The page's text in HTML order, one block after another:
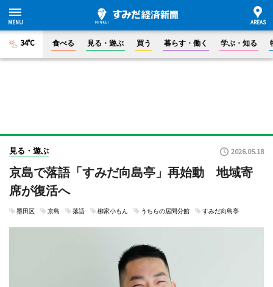
34°C 食べる 見る・遊ぶ 買う 暮らす・働く 学ぶ・知る
見る・遊ぶ 2026.05.18
京島で落語「すみだ向島亭」再始動 地域寄
席が復活へ
墨田区 京島 落語 柳家小もん うちらの居間分館 すみだ向島亭